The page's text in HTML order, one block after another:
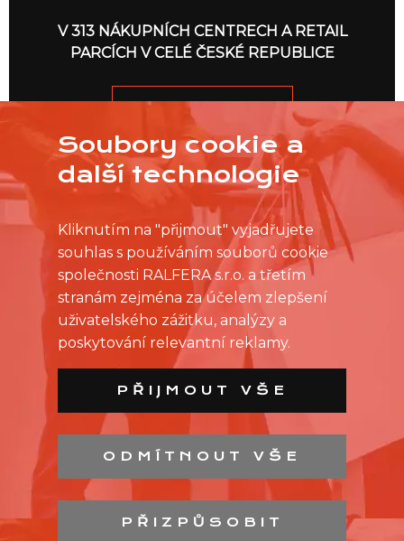
V 313 NÁKUPNÍCH CENTRECH A RETAIL
PARCÍCH V CELÉ ČESKÉ REPUBLICE
JDEME NA TO
OCHRANA OSOBNÍCH ÚDAJŮ
Soubory cookie a
další technologie
Kliknutím na "přijmout" vyjadřujete
souhlas s používáním souborů cookie
společnosti RALFERA s.r.o. a třetím
stranám zejména za účelem zlepšení
uživatelského zážitku, analýzy a
poskytování relevantní reklamy.
PŘIJMOUT VŠE
ODMÍTNOUT VŠE
PŘIZPŮSOBIT